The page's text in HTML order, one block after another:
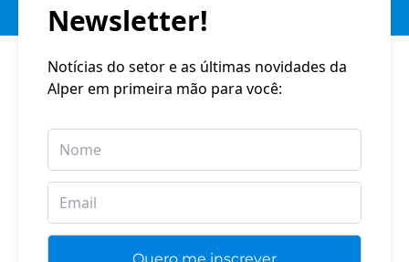
Newsletter!
Notícias do setor e as últimas novidades da
Alper em primeira mão para você: